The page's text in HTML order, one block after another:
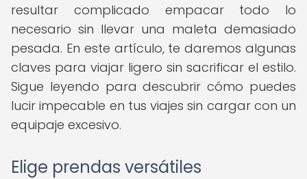
resultar complicado empacar todo lo
necesario sin llevar una maleta demasiado
pesada. En este artículo, te daremos algunas
claves para viajar ligero sin sacrificar el estilo.
Sigue leyendo para descubrir cómo puedes
lucir impecable en tus viajes sin cargar con un
equipaje excesivo.
Elige prendas versátiles